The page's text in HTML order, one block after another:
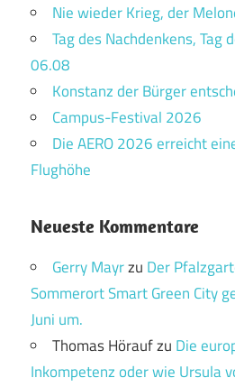
Nie wieder Krieg, der
Tag des Nachdenkens, Tag
06.08
Konstanz der Bürger
Campus-Festival 2026
Die AERO 2026 erreicht
Flughöhe
Neueste Kommentare
Gerry Mayrzu Der
Sommerort Smart Green City
Juni um.
Thomas Höraufzu Die
Inkompetenz oder wie Ursula